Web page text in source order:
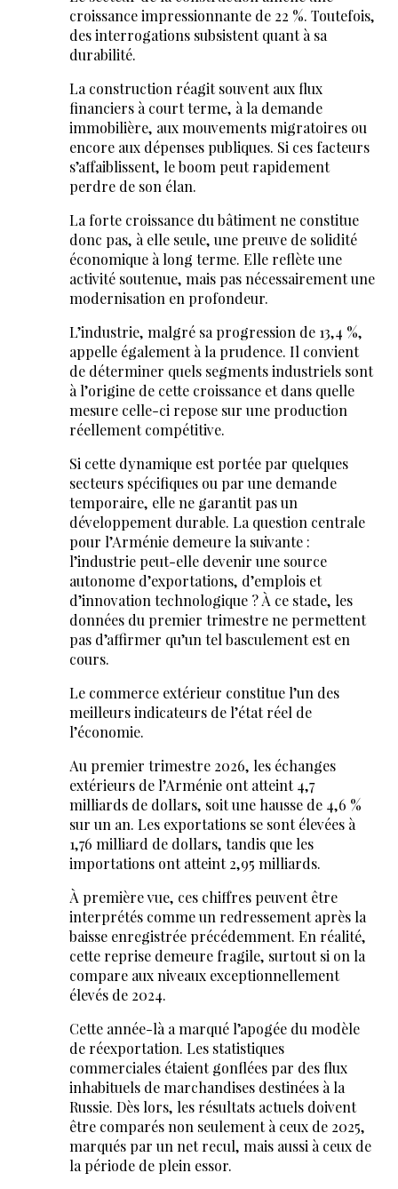
croissance impressionnante de 22 %. Toutefois,
des interrogations subsistent quant à sa
durabilité.
La construction réagit souvent aux flux
financiers à court terme, à la demande
immobilière, aux mouvements migratoires ou
encore aux dépenses publiques. Si ces facteurs
s’affaiblissent, le boom peut rapidement
perdre de son élan.
La forte croissance du bâtiment ne constitue
donc pas, à elle seule, une preuve de solidité
économique à long terme. Elle reflète une
activité soutenue, mais pas nécessairement une
modernisation en profondeur.
L’industrie, malgré sa progression de 13,4 %,
appelle également à la prudence. Il convient
de déterminer quels segments industriels sont
à l’origine de cette croissance et dans quelle
mesure celle-ci repose sur une production
réellement compétitive.
Si cette dynamique est portée par quelques
secteurs spécifiques ou par une demande
temporaire, elle ne garantit pas un
développement durable. La question centrale
pour l’Arménie demeure la suivante :
l’industrie peut-elle devenir une source
autonome d’exportations, d’emplois et
d’innovation technologique ? À ce stade, les
données du premier trimestre ne permettent
pas d’affirmer qu’un tel basculement est en
cours.
Le commerce extérieur constitue l’un des
meilleurs indicateurs de l’état réel de
l’économie.
Au premier trimestre 2026, les échanges
extérieurs de l’Arménie ont atteint 4,7
milliards de dollars, soit une hausse de 4,6 %
sur un an. Les exportations se sont élevées à
1,76 milliard de dollars, tandis que les
importations ont atteint 2,95 milliards.
À première vue, ces chiffres peuvent être
interprétés comme un redressement après la
baisse enregistrée précédemment. En réalité,
cette reprise demeure fragile, surtout si on la
compare aux niveaux exceptionnellement
élevés de 2024.
Cette année-là a marqué l’apogée du modèle
de réexportation. Les statistiques
commerciales étaient gonflées par des flux
inhabituels de marchandises destinées à la
Russie. Dès lors, les résultats actuels doivent
être comparés non seulement à ceux de 2025,
marqués par un net recul, mais aussi à ceux de
la période de plein essor.